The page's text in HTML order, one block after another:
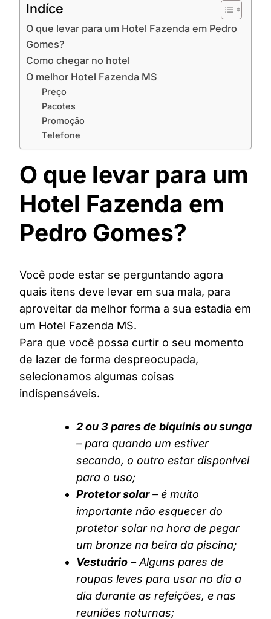
Indíce
O que levar para um Hotel Fazenda em Pedro
Gomes?
Como chegar no hotel
O melhor Hotel Fazenda MS
Preço
Pacotes
Promoção
Telefone
O que levar para um
Hotel Fazenda em
Pedro Gomes?
Você pode estar se perguntando agora
quais itens deve levar em sua mala, para
aproveitar da melhor forma a sua estadia em
um Hotel Fazenda MS.
Para que você possa curtir o seu momento
de lazer de forma despreocupada,
selecionamos algumas coisas
indispensáveis.
2 ou 3 pares de biquinis ou sunga
– para quando um estiver
secando, o outro estar disponível
para o uso;
Protetor solar– é muito
importante não esquecer do
protetor solar na hora de pegar
um bronze na beira da piscina;
Vestuário – Alguns pares de
roupas leves para usar no dia a
dia durante as refeições, e nas
reuniões noturnas;